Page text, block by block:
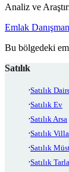
Analiz ve
Emlak
Bu bölgedeki
Satılık
Satılık
Satılık Ev
Satılık Arsa
Satılık Villa
Satılık
Satılık Tarla